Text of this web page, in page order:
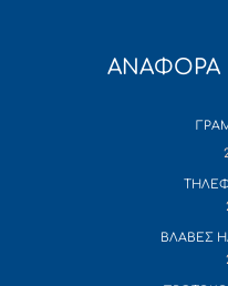
ΑΝΑΦΟΡΑ
ΒΛΑΒΕΣ